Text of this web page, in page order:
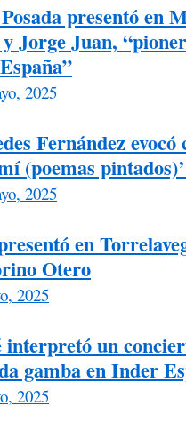
presentó en
Jorge Juan,
2025
Fernández evocó
(poemas
2025
en
Otero
2025
un
gamba en Inder
2025